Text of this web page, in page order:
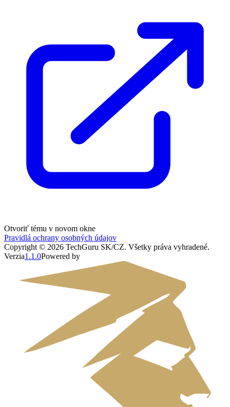
Otvoriť tému v novom okne
Pravidlá ochrany osobných údajov
Copyright © 2026 TechGuru SK/CZ. Všetky práva vyhradené.
Verzia1.1.0Powered by